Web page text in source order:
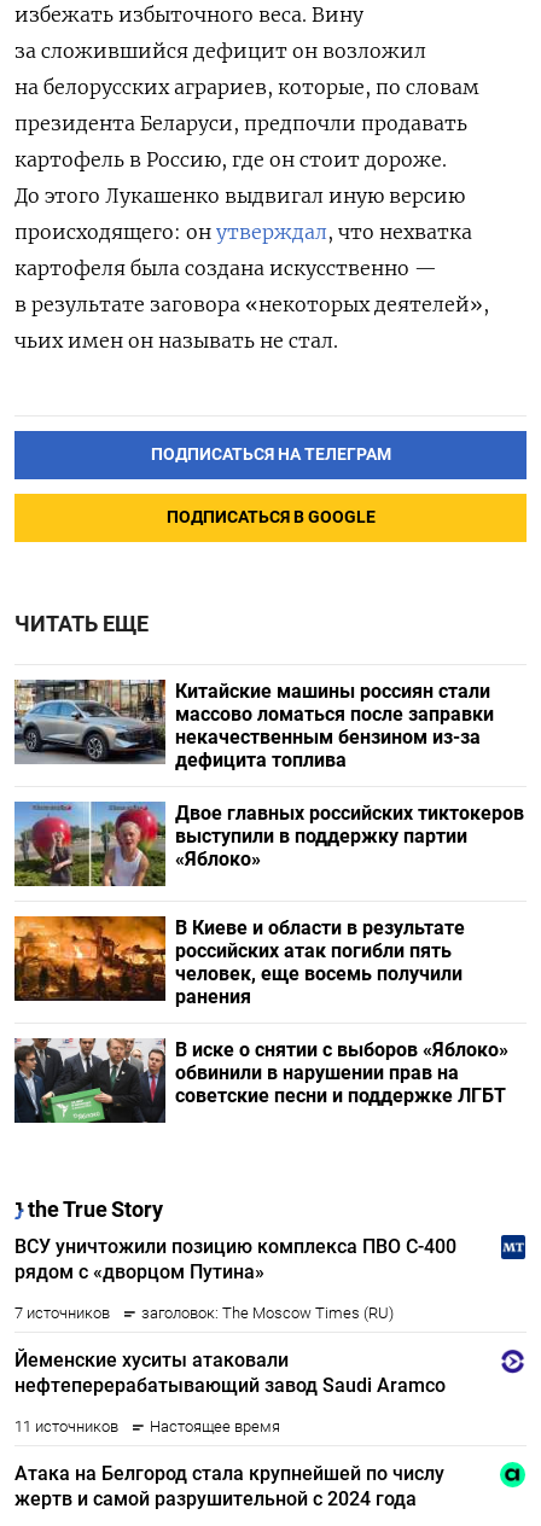
избежать избыточного веса. Вину
за сложившийся дефицит он возложил
на белорусских аграриев, которые, по словам
президента Беларуси, предпочли продавать
картофель в Россию, где он стоит дороже.
До этого Лукашенко выдвигал иную версию
происходящего: он утверждал, что нехватка
картофеля была создана искусственно —
в результате заговора «некоторых деятелей»,
чьих имен он называть не стал.
ПОДПИСАТЬСЯ НА ТЕЛЕГРАМ
ПОДПИСАТЬСЯ В GOOGLE
ЧИТАТЬ ЕЩЕ
Китайские машины россиян стали
массово ломаться после заправки
некачественным бензином из-за
дефицита топлива
Двое главных российских тиктокеров
выступили в поддержку партии
«Яблоко»
В Киеве и области в результате
российских атак погибли пять
человек, еще восемь получили
ранения
В иске о снятии с выборов «Яблоко»
обвинили в нарушении прав на
советские песни и поддержке ЛГБТ